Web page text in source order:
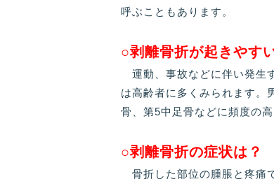
呼ぶこともあります。
○剥離骨折が起きやす
運動、事故などに伴い発生
は高齢者に多くみられます。
骨、第5中足骨などに頻度の
○剥離骨折の症状は？
骨折した部位の腫脹と疼痛